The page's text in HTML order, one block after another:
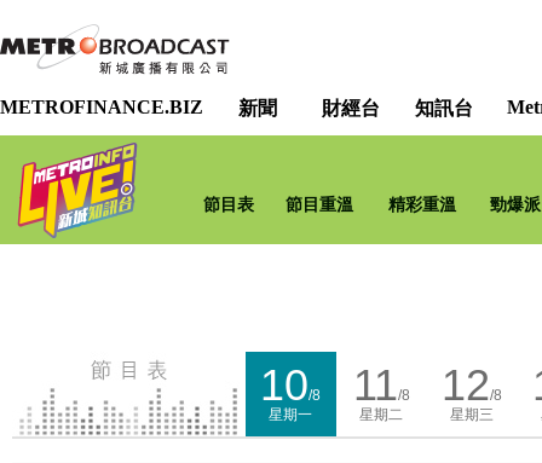
METROFINANCE.BIZ 新聞 財經台 知訊台
節目表 節目重溫 精彩重溫 勁爆
10/8
星期一
11/8
星期二
12/8
星期三